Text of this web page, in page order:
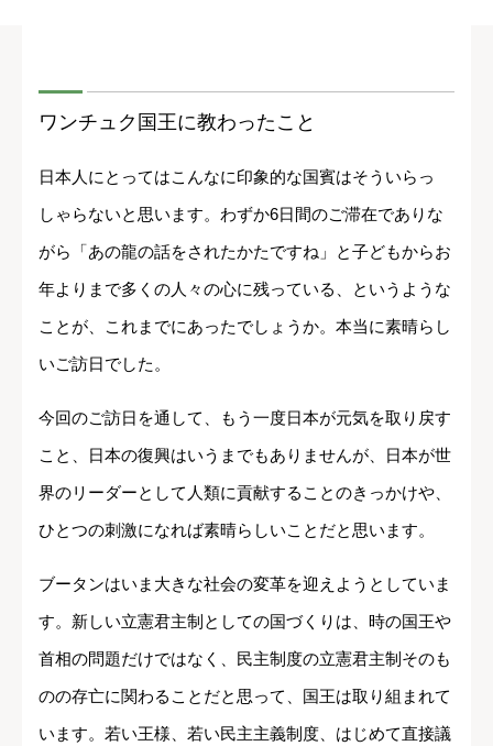
ワンチュク国王に教わったこと
日本人にとってはこんなに印象的な国賓はそういらっ
しゃらないと思います。わずか6日間のご滞在でありな
がら「あの龍の話をされたかたですね」と子どもからお
年よりまで多くの人々の心に残っている、というような
ことが、これまでにあったでしょうか。本当に素晴らし
いご訪日でした。
今回のご訪日を通して、もう一度日本が元気を取り戻す
こと、日本の復興はいうまでもありませんが、日本が世
界のリーダーとして人類に貢献することのきっかけや、
ひとつの刺激になれば素晴らしいことだと思います。
ブータンはいま大きな社会の変革を迎えようとしていま
す。新しい立憲君主制としての国づくりは、時の国王や
首相の問題だけではなく、民主制度の立憲君主制そのも
のの存亡に関わることだと思って、国王は取り組まれて
います。若い王様、若い民主主義制度、はじめて直接議